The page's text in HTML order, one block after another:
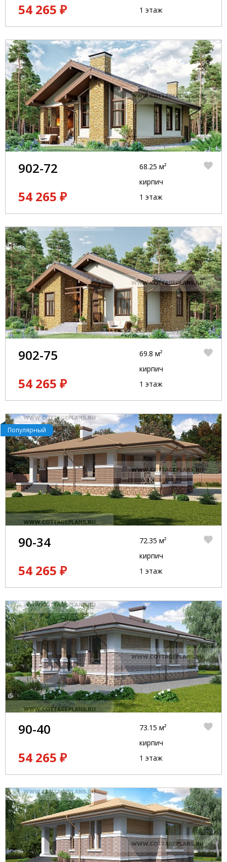
54 265 ₽
1 этаж
902-72
54 265 ₽
68.25 м²
кирпич
1 этаж
902-75
54 265 ₽
69.8 м²
кирпич
1 этаж
Популярный
90-34
54 265 ₽
72.35 м²
кирпич
1 этаж
90-40
54 265 ₽
73.15 м²
кирпич
1 этаж